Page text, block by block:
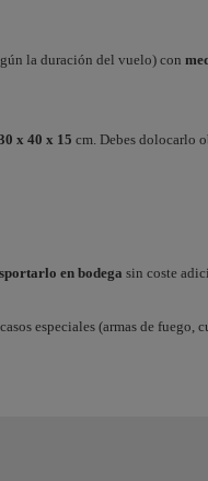
la duración del vuelo) con
x 40 x 15 cm. Debes dolocarlo
en bodega sin coste
especiales (armas de fuego,